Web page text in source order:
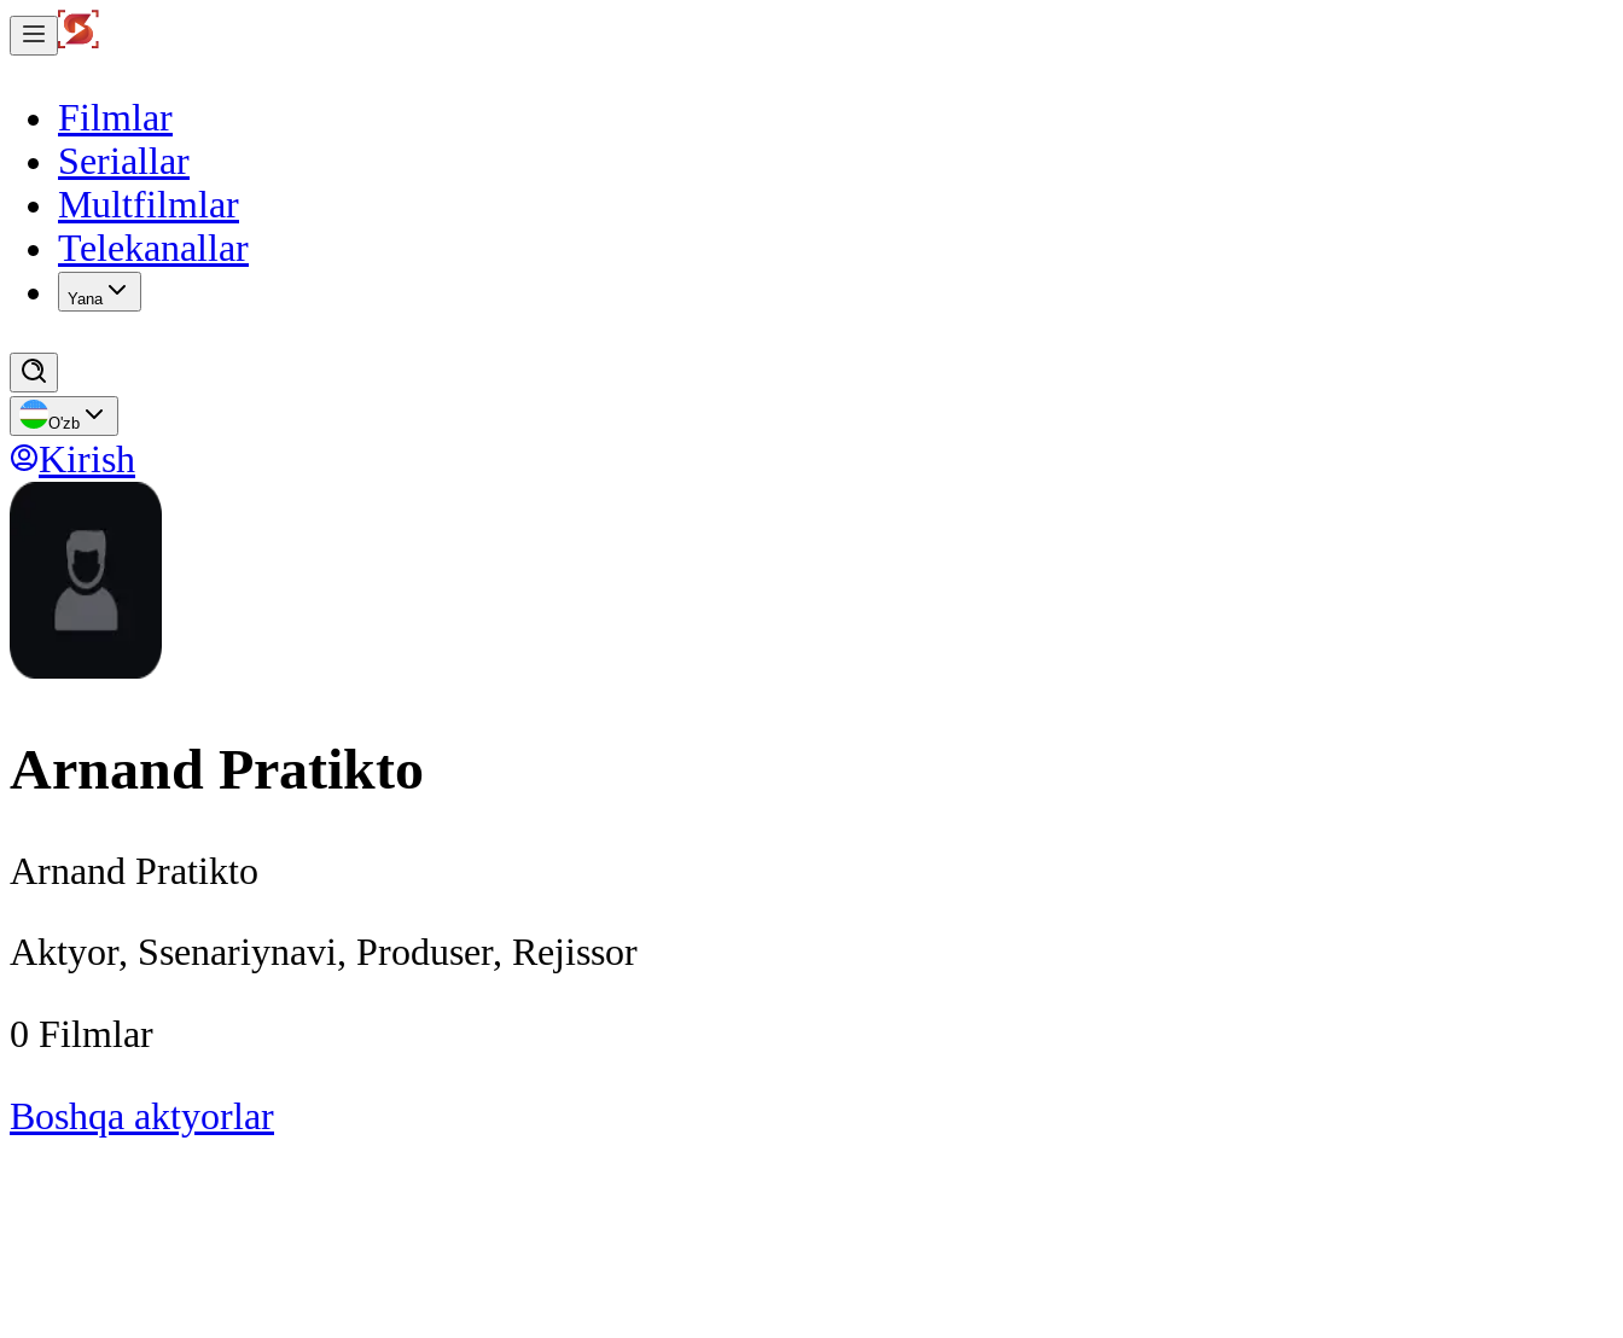
Filmlar
Seriallar
Multfilmlar
Telekanallar
Yana
O'zb
Kirish
Arnand Pratikto
Arnand Pratikto
Aktyor, Ssenariynavi, Produser, Rejissor
0 Filmlar
Boshqa aktyorlar